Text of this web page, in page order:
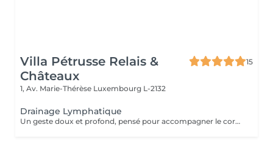
Villa Pétrusse Relais &
Châteaux
15
1, Av. Marie-Thérèse Luxembourg L-2132
Drainage Lymphatique
Un geste doux et profond, pensé pour accompagner le corps dans son processus naturel d'élimination. Les mains suivent le trajet du système lymphatique avec une pression légère et rythmée, pour alléger les jambes, réduire les sensations de lourdeur et relancer l'énergie. Un soin apaisant et efficace, particulièrement recommandé après un voyage ou une période de fatigue, réalisé selon la méthode Renata Franca.